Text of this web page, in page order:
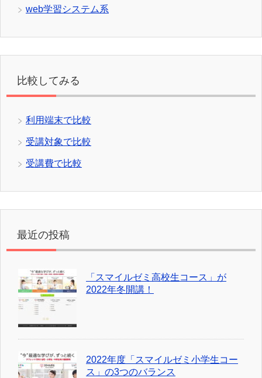
web学習システム系
比較してみる
利用端末で比較
受講対象で比較
受講費で比較
最近の投稿
「スマイルゼミ高校生コース」が
2022年冬開講！
2022年度「スマイルゼミ小学生コー
ス」の3つのバランス